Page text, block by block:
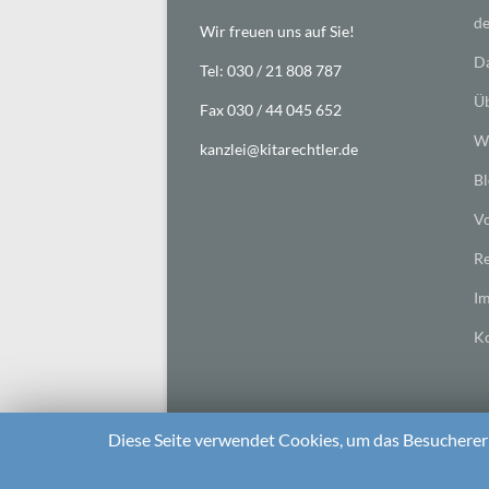
Wir freuen uns auf Sie!
Tel: 030 / 21 808 787
Fax 030 / 44 045 652
kanzlei@kitarechtler.de
Diese Seite verwendet Cookies, um das